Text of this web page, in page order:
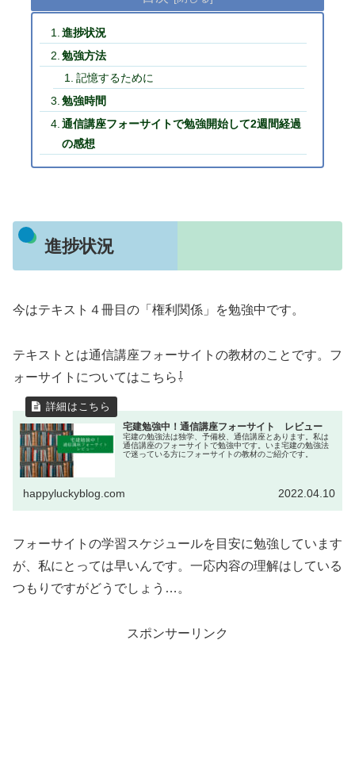
進捗状況
勉強方法
記憶するために
勉強時間
通信講座フォーサイトで勉強開始して2週間経過
の感想
進捗状況
今はテキスト４冊目の「権利関係」を勉強中です。
テキストとは通信講座フォーサイトの教材のことです。フ
ォーサイトについてはこちら⇩
宅建勉強中！通信講座フォーサイト レビュー
宅建の勉強法は独学、予備校、通信講座とあります。私は
通信講座のフォーサイトで勉強中です。いま宅建の勉強法
で迷っている方にフォーサイトの教材のご紹介です。
happyluckyblog.com 2022.04.10
フォーサイトの学習スケジュールを目安に勉強しています
が、私にとっては早いんです。一応内容の理解はしている
つもりですがどうでしょう…。
スポンサーリンク